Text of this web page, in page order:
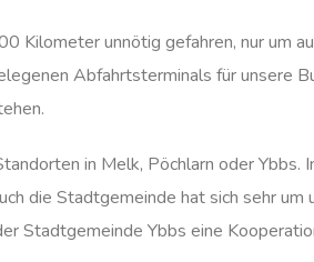
Kilometer unnötig gefahren, nur um
Abfahrtsterminals für unsere
in Melk, Pöchlarn oder Ybbs.
die Stadtgemeinde hat sich sehr
Stadtgemeinde Ybbs eine